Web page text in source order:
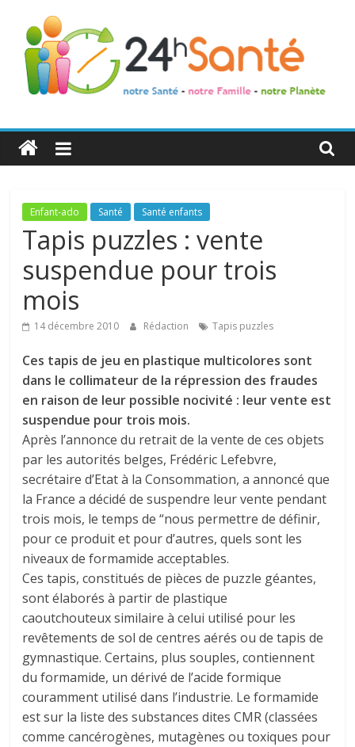
24h
Santé
La
santé
toute
famille
Enfant-ado Santé Santé enfants
Tapis puzzles : vente
suspendue pour trois
mois
14 décembre 2010 Rédaction Tapis puzzles
Ces tapis de jeu en plastique multicolores sont
dans le collimateur de la répression des fraudes
en raison de leur possible nocivité : leur vente est
suspendue pour trois mois.
Après l’annonce du retrait de la vente de ces objets
par les autorités belges, Frédéric Lefebvre,
secrétaire d’Etat à la Consommation, a annoncé que
la France a décidé de suspendre leur vente pendant
trois mois, le temps de “nous permettre de définir,
pour ce produit et pour d’autres, quels sont les
niveaux de formamide acceptables.
Ces tapis, constitués de pièces de puzzle géantes,
sont élaborés à partir de plastique
caoutchouteux similaire à celui utilisé pour les
revêtements de sol de centres aérés ou de tapis de
gymnastique. Certains, plus souples, contiennent
du formamide, un dérivé de l’acide formique
couramment utilisé dans l’industrie. Le formamide
est sur la liste des substances dites CMR (classées
comme cancérogènes, mutagènes ou toxiques pour